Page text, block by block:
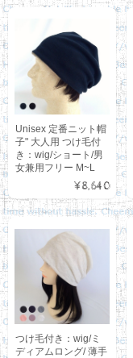
Unisex 定番ニット帽
子" 大人用 つけ毛付
き：wig/ショート/男
女兼用フリー M~L
¥8,640
つけ毛付き：wig/ミ
ディアムロング/ 薄手